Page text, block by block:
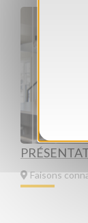
Faisons